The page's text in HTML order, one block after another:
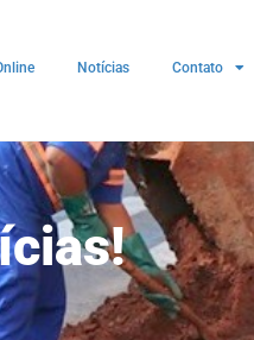
Notícias Contato